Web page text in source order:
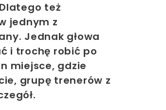
też
jednym z
Jednak głowa
i trochę robić po
miejsce, gdzie
grupę trenerów z